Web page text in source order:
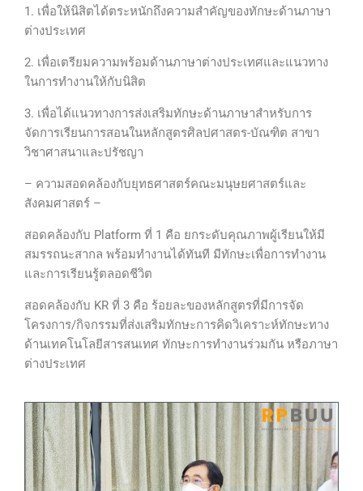
1. เพื่อให้นิสิตได้ตระหนักถึงความสำคัญของทักษะด้านภาษา
ต่างประเทศ
2. เพื่อเตรียมความพร้อมด้านภาษาต่างประเทศและแนวทาง
ในการทำงานให้กับนิสิต
3. เพื่อได้แนวทางการส่งเสริมทักษะด้านภาษาสำหรับการ
จัดการเรียนการสอนในหลักสูตรศิลปศาสตร-บัณฑิต สาขา
วิชาศาสนาและปรัชญา
– ความสอดคล้องกับยุทธศาสตร์คณะมนุษยศาสตร์และ
สังคมศาสตร์ –
สอดคล้องกับ Platform ที่ 1 คือ ยกระดับคุณภาพผู้เรียนให้มี
สมรรถนะสากล พร้อมทำงานได้ทันที มีทักษะเพื่อการทำงาน
และการเรียนรู้ตลอดชีวิต
สอดคล้องกับ KR ที่ 3 คือ ร้อยละของหลักสูตรที่มีการจัด
โครงการ/กิจกรรมที่ส่งเสริมทักษะการคิดวิเคราะห์ทักษะทาง
ด้านเทคโนโลยีสารสนเทศ ทักษะการทำงานร่วมกัน หรือภาษา
ต่างประเทศ